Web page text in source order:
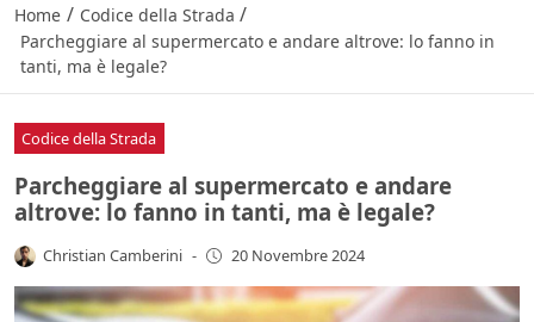
Home / Codice della Strada /
Parcheggiare al supermercato e andare altrove: lo fanno in
tanti, ma è legale?
Codice della Strada
Parcheggiare al supermercato e andare
altrove: lo fanno in tanti, ma è legale?
Christian Camberini - 20 Novembre 2024